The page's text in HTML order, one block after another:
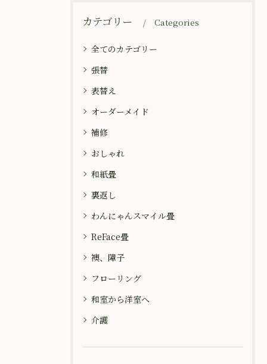
カテゴリー Categories
全てのカテゴリー
張替
表替え
オーダーメイド
補修
おしゃれ
和紙畳
裏返し
わんにゃんスマイル畳
ReFace畳
襖、障子
フローリング
和室から洋室へ
介護